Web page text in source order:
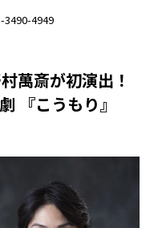
3490-4949
萬斎が初演出！
『こうもり』